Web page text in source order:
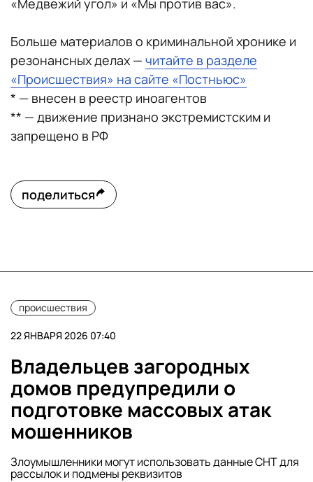
«Медвежий угол» и «Мы против вас».
Больше материалов о криминальной хронике и
резонансных делах — читайте в разделе
«Происшествия» на сайте «Постньюс»
* — внесен в реестр иноагентов
** — движение признано экстремистским и
запрещено в РФ
поделиться
происшествия
22 ЯНВАРЯ 2026 07:40
Владельцев загородных
домов предупредили о
подготовке массовых атак
мошенников
Злоумышленники могут использовать данные СНТ для
рассылок и подмены реквизитов